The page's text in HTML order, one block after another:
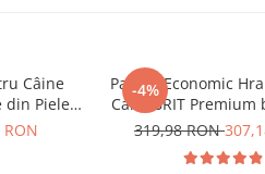
Câine
din Piele
bucăți
-4%
Pachet Economic
Caini BRIT Premium
Medium Adult
319,98 RON